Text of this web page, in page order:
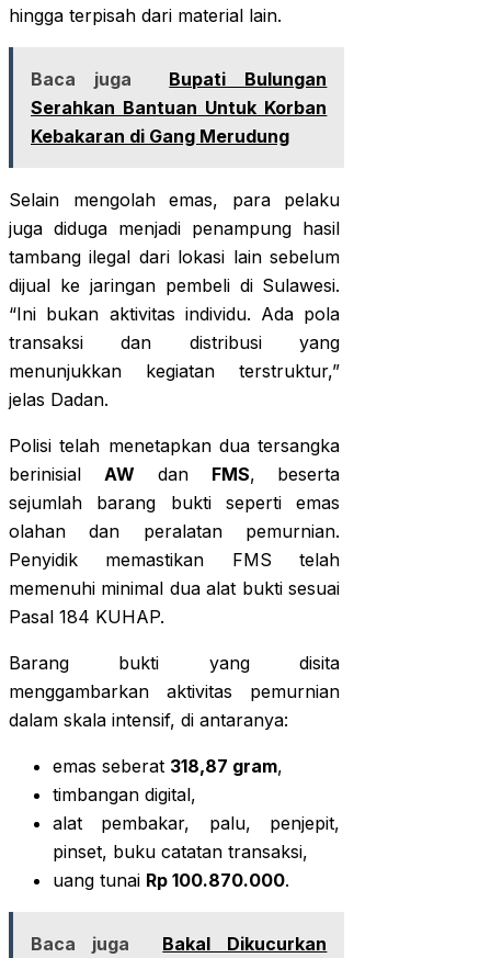
hingga terpisah dari material lain.
Baca juga
Bupati Bulungan
Serahkan Bantuan Untuk Korban
Kebakaran di Gang Merudung
Selain mengolah emas, para pelaku
juga diduga menjadi penampung hasil
tambang ilegal dari lokasi lain sebelum
dijual ke jaringan pembeli di Sulawesi.
“Ini bukan aktivitas individu. Ada pola
transaksi dan distribusi yang
menunjukkan kegiatan terstruktur,”
jelas Dadan.
Polisi telah menetapkan dua tersangka
berinisial AW dan FMS, beserta
sejumlah barang bukti seperti emas
olahan dan peralatan pemurnian.
Penyidik memastikan FMS telah
memenuhi minimal dua alat bukti sesuai
Pasal 184 KUHAP.
Barang bukti yang disita
menggambarkan aktivitas pemurnian
dalam skala intensif, di antaranya:
emas seberat 318,87 gram,
timbangan digital,
alat pembakar, palu, penjepit,
pinset, buku catatan transaksi,
uang tunai Rp 100.870.000.
Baca juga
Bakal Dikucurkan